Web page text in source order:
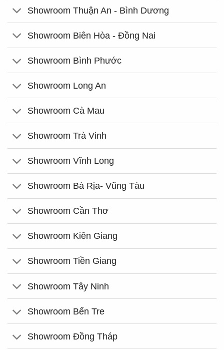
Showroom Thuận An - Bình Dương
Showroom Biên Hòa - Đồng Nai
Showroom Bình Phước
Showroom Long An
Showroom Cà Mau
Showroom Trà Vinh
Showroom Vĩnh Long
Showroom Bà Rịa- Vũng Tàu
Showroom Cần Thơ
Showroom Kiên Giang
Showroom Tiền Giang
Showroom Tây Ninh
Showroom Bến Tre
Showroom Đồng Tháp